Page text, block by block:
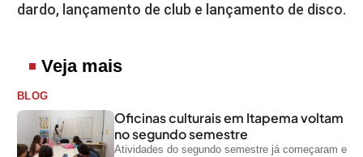
dardo, lançamento de club e lançamento de disco.
Veja mais
BLOG
Oficinas culturais em Itapema voltam
no segundo semestre
Atividades do segundo semestre já começaram e